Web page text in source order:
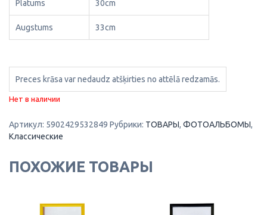
Platums 30cm
Augstums 33cm
Preces krāsa var nedaudz atšķirties no attēlā redzamās.
Нет в наличии
Артикул: 5902429532849 Рубрики: ТОВАРЫ, ФОТОАЛЬБОМЫ,
Классические
ПОХОЖИЕ ТОВАРЫ